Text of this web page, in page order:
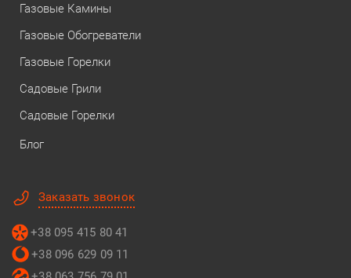
Газовые Камины
Газовые Обогреватели
Газовые Горелки
Садовые Грили
Садовые Горелки
Блог
Заказать звонок
+38 095 415 80 41
+38 096 629 09 11